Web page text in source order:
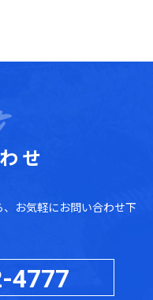
せ
お気軽にお問い合わせ下
4777